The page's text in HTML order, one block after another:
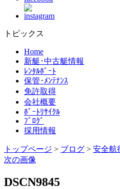
トピックス
Home
新艇･中古艇情報
ﾚﾝﾀﾙﾎﾞｰﾄ
保管･ﾒﾝﾃﾅﾝｽ
免許取得
会社概要
ﾎﾞｰﾄﾘｻｲｸﾙ
ﾌﾞﾛｸﾞ
採用情報
トップページ > ブログ > 安全航
次の画像
DSCN9845